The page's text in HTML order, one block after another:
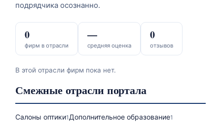
подрядчика осознанно.
фирм в отрасли
0
средняя оценка
—
отзывов
0
В этой отрасли фирм пока нет.
Смежные отрасли портала
Салоны оптики1 Дополнительное образование1